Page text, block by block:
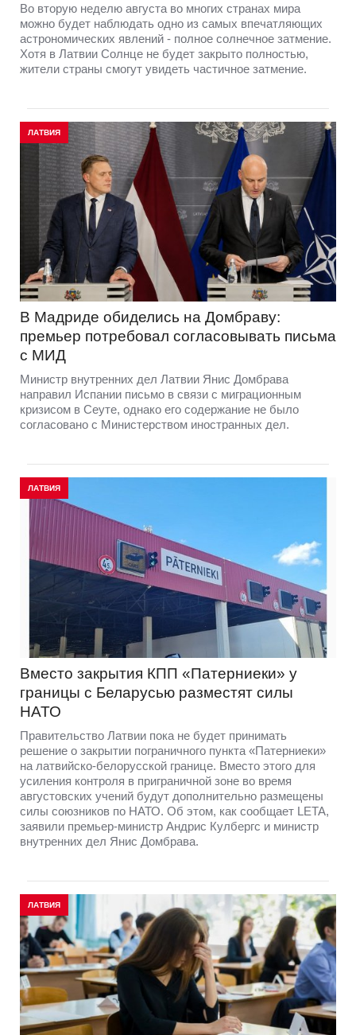
Во вторую неделю августа во многих странах мира
можно будет наблюдать одно из самых впечатляющих
астрономических явлений - полное солнечное затмение.
Хотя в Латвии Солнце не будет закрыто полностью,
жители страны смогут увидеть частичное затмение.
ЛАТВИЯ
В Мадриде обиделись на Домбраву:
премьер потребовал согласовывать письма
с МИД
Министр внутренних дел Латвии Янис Домбрава
направил Испании письмо в связи с миграционным
кризисом в Сеуте, однако его содержание не было
согласовано с Министерством иностранных дел.
ЛАТВИЯ
Вместо закрытия КПП «Патерниеки» у
границы с Беларусью разместят силы
НАТО
Правительство Латвии пока не будет принимать
решение о закрытии пограничного пункта «Патерниеки»
на латвийско-белорусской границе. Вместо этого для
усиления контроля в приграничной зоне во время
августовских учений будут дополнительно размещены
силы союзников по НАТО. Об этом, как сообщает LETA,
заявили премьер-министр Андрис Кулбергс и министр
внутренних дел Янис Домбрава.
ЛАТВИЯ